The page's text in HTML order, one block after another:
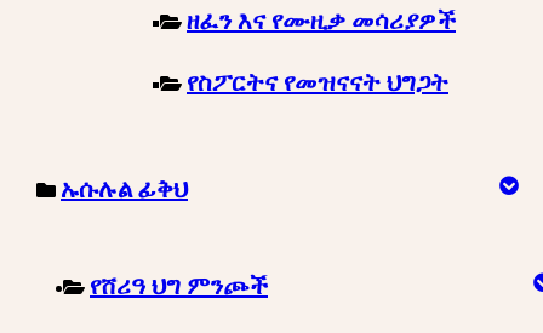
ዘፈን እና የሙዚቃ መሳሪያዎች
የስፖርትና የመዝናናት ህግጋት
ኡሱሉል ፊቅህ
የሸሪዓ ህግ ምንጮች